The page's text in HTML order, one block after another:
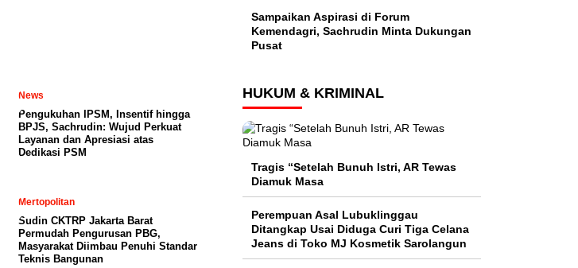
News
Pengukuhan IPSM, Insentif hingga
BPJS, Sachrudin: Wujud Perkuat
Layanan dan Apresiasi atas
Dedikasi PSM
Mertopolitan
Sudin CKTRP Jakarta Barat
Permudah Pengurusan PBG,
Masyarakat Diimbau Penuhi Standar
Teknis Bangunan
Sampaikan Aspirasi di Forum
Kemendagri, Sachrudin Minta Dukungan
Pusat
HUKUM & KRIMINAL
Tragis “Setelah Bunuh Istri, AR Tewas
Diamuk Masa
Perempuan Asal Lubuklinggau
Ditangkap Usai Diduga Curi Tiga Celana
Jeans di Toko MJ Kosmetik Sarolangun